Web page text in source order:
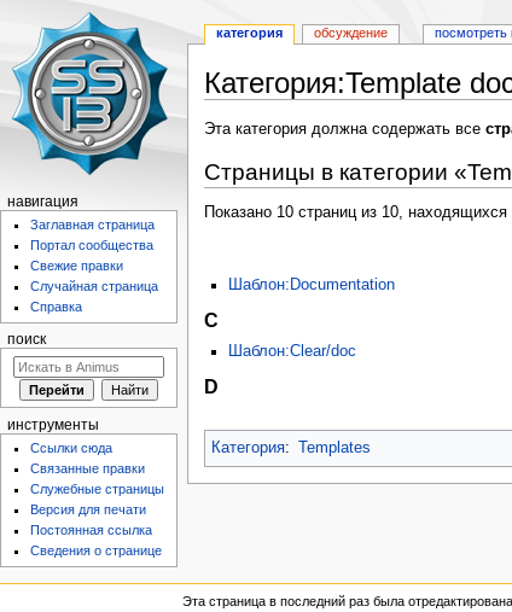
Категория:Template
Перейти
навигации
Перейти
поиску
Эта категория должна содержать все
Страницы в категории
Показано 10 страниц из 10, находящихся
Шаблон:Documentation
C
Шаблон:Clear/doc
D
Категория: Templates
категория обсуждение посмотреть
навигация
Заглавная страница
Портал сообщества
Свежие правки
Случайная страница
Справка
поиск
инструменты
Ссылки сюда
Связанные правки
Служебные страницы
Версия для печати
Постоянная ссылка
Сведения о странице
Эта страница в последний раз была